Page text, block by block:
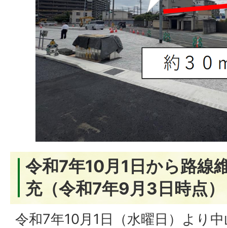
令和7年10月1日から路線
充（令和7年9月3日時点）
令和7年10月1日（水曜日）より